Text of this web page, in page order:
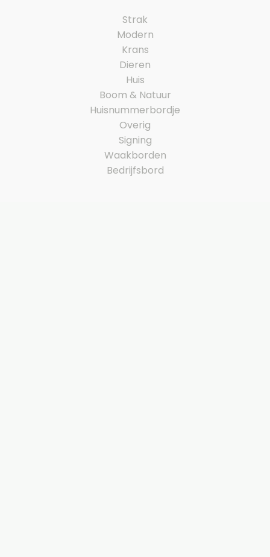
Strak
Modern
Krans
Dieren
Huis
Boom & Natuur
Huisnummerbordje
Overig
Signing
Waakborden
Bedrijfsbord